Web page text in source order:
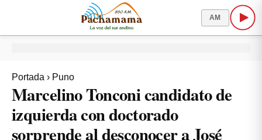
AM
Portada › Puno
Marcelino Tonconi candidato de
izquierda con doctorado
sorprende al desconocer a José